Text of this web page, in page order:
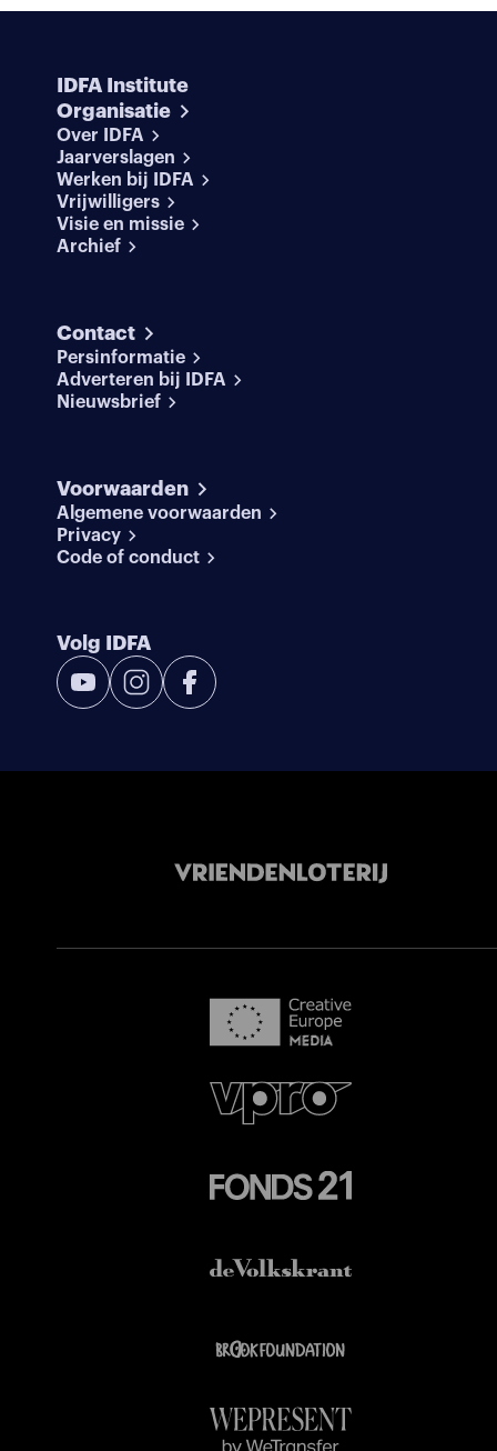
IDFA Institute
Organisatie
Over IDFA
Jaarverslagen
Werken bij IDFA
Vrijwilligers
Visie en missie
Archief
Contact
Persinformatie
Adverteren bij IDFA
Nieuwsbrief
Voorwaarden
Algemene voorwaarden
Privacy
Code of conduct
Volg IDFA